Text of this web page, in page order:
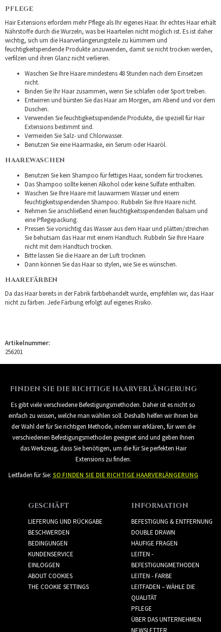
PFLEGE
Hair Extensions erfordern mehr Pflege als Ihr eigenes Haar. Ihr echtes Haar erhält
Nährstoffe durch die Wurzeln, was bei Haarteilen nicht möglich ist. Es ist daher
wichtig, sich um die Haarverlängerungsteile zu kümmern und
feuchtigkeitspendende Produkte anzuwenden, damit sie nicht trocken werden,
verfilzen und ihren Glanz nicht verlieren.
Waschen Sie Ihre Haare mindestens 48 Stunden nach dem Einsetzen
nicht.
Binden Sie Ihr Haar zusammen, wenn Sie schlafen oder Sport treiben.
Entwirren und bürsten Sie das Haar am Morgen, am Abend und vor dem
Duschen.
Verwenden Sie feuchtigkeitsspendende Produkte, die speziell für Hair
Extensions bestimmt sind.
Vermeiden Sie Salz- und Chlorwasser.
Benutzen Sie eine Haarmaske, ein Serum oder Haaröl.
HAAREWASCHEN
Benutzen Sie kein Shampoo für fettiges Haar, sondern für trockenes.
Das Shampoo sollte keinen Alkohol oder keine Sulfate enthalten.
Waschen Sie Ihre Haare mit lauwarmem Wasser und einem
feuchtigkeitsspendenden Shampoo. Rubbeln Sie Ihre Haare nicht.
Nehmen Sie anschließend einen feuchtigkeitsspendenden Balsam und
eine Pflegepackung.
Pressen Sie vorsichtig das Wasser aus dem Haar und plätten/streichen
Sie behutsam das Haar mit einem Handtuch. Rubbeln Sie Ihre Haare
nicht mit dem Handtuch trocken.
Bitte lassen Sie die Haare an der Luft trocknen.
Dann können Sie das Haar so stylen, wie Sie es wünschen.
HAAREFÄRBEN
Da das Haar bereits in der Fabrik farbbehandelt wurde, empfehlen wir, das Haar
nicht zu färben. Jede Färbung erfolgt auf eigenes Risiko.
Artikelnummer:
256201
FINDEN SIE DIE RICHTIGE HAARVERLÄNGERUNG
Es gibt viele verschiedene Befestigungsmethoden. Daher ist es nicht so
einfach zu wissen, welche man wählen soll. Deshalb helfen wir Ihnen bei
der Wahl der für Sie richtigen Methode, indem wir erklären, für wen die
verschiedenen Befestigungsmethoden geeignet sind und geben Ihnen
das Werkzeug, dass Sie benötigen, um die für Sie perfekten Hair
Extensions zu finden.
Leitfaden für Sie: SO FINDEN SIE DIE RICHTIGE HAARVERLÄNGERUNG
GESCHÄFT
LIEFERUNG UND RÜCKGABE
BESCHWERDEN
BEDINGUNGEN
KUNDENSERVICE
EINLOGGEN
ABOUT COOKIES
THE COOKIE SETTINGS
INFORMATION
BEFESTIGUNG & ENTFERNUNG
DOUBLE DRAWN
HÄUFIGE FRAGEN
LEITEN -
BEFESTIGUNGMETHODEN
LEITEN - FARBE
LEITFADEN – WÄHLE DIE
QUALITÄT
PFLEGE
ÜBER DAS UNTERNEHMEN
NEWSLETTER